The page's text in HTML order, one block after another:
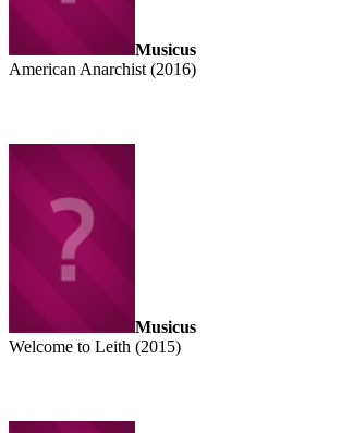
Musicus
American Anarchist (2016)
Musicus
Welcome to Leith (2015)